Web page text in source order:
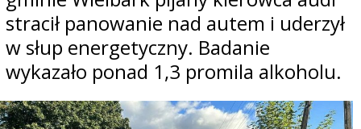
stracił panowanie nad autem i uderzył
w słup energetyczny. Badanie
wykazało ponad 1,3 promila alkoholu.